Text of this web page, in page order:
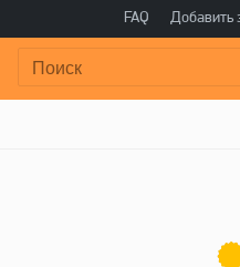
FAQ Добавить
Поиск: